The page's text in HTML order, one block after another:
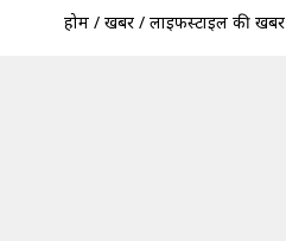
होम / खबरें / लाइफस्टाइल की खबरें